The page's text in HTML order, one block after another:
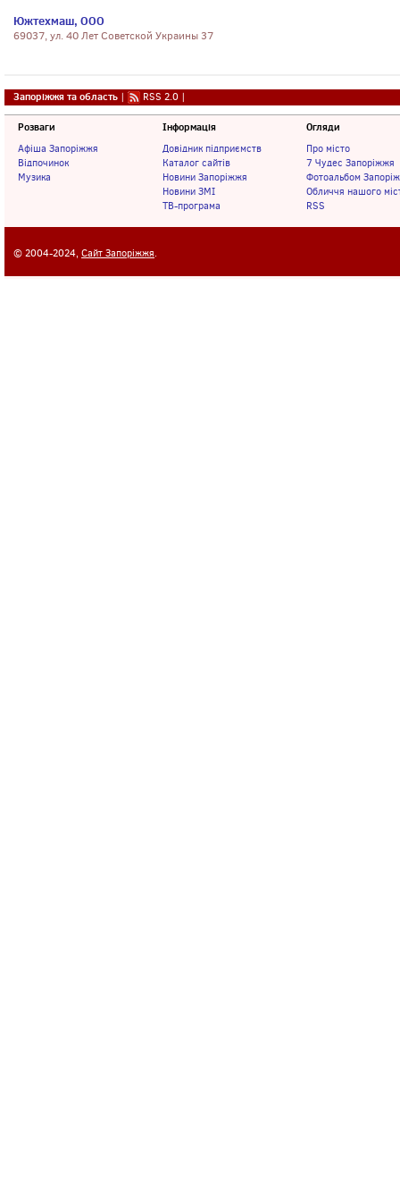
Южтехмаш, ООО
69037, ул. 40 Лет Советской Украины 37
Запоріжжя та область | RSS 2.0 |
Розваги
Афіша Запоріжжя
Відпочинок
Музика
Інформація
Довідник підприємств
Каталог сайтів
Новини Запоріжжя
Новини ЗМІ
ТВ-програма
Огляди
Про місто
7 Чудес Запоріжжя
Фотоальбом
Обличчя нашого
RSS
© 2004-2024, Сайт Запоріжжя.